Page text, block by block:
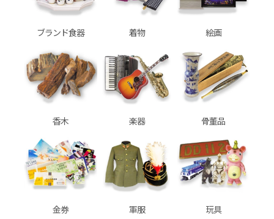
ブランド食器 着物 絵画
香木 楽器 骨董品
金券 軍服 玩具